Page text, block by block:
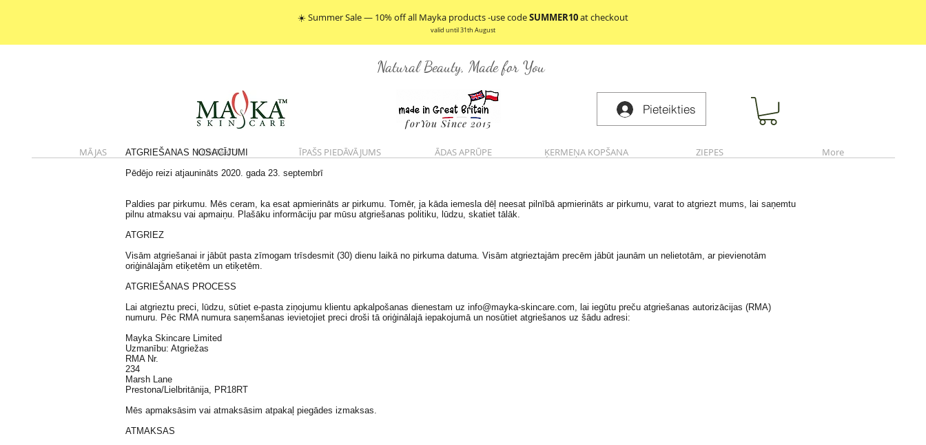
☀️ Summer Sale — 10% off all Mayka products -use codeSUMMER10at checkout
valid until 31th August
Natural Beauty, Made for You
forYou Since 2015
Pieteikties
MĀJAS KONTAKTI ĪPAŠS PIEDĀVĀJUMS ĀDAS APRŪPE ĶERMEŅA KOPŠANA ZIEPES More
ATGRIEŠANAS NOSACĪJUMI
Pēdējo reizi atjaunināts 2020. gada 23. septembrī
Paldies par pirkumu. Mēs ceram, ka esat apmierināts ar pirkumu. Tomēr, ja kāda iemesla dēļ neesat pilnībā apmierināts ar pirkumu, varat to atgriezt mums, lai saņemtu
pilnu atmaksu vai apmaiņu. Plašāku informāciju par mūsu atgriešanas politiku, lūdzu, skatiet tālāk.
ATGRIEZ
Visām atgriešanai ir jābūt pasta zīmogam trīsdesmit (30) dienu laikā no pirkuma datuma. Visām atgrieztajām precēm jābūt jaunām un nelietotām, ar pievienotām
oriģinālajām etiķetēm un etiķetēm.
ATGRIEŠANAS PROCESS
Lai atgrieztu preci, lūdzu, sūtiet e-pasta ziņojumu klientu apkalpošanas dienestam uz info@mayka-skincare.com, lai iegūtu preču atgriešanas autorizācijas (RMA)
numuru. Pēc RMA numura saņemšanas ievietojiet preci droši tā oriģinālajā iepakojumā un nosūtiet atgriešanos uz šādu adresi:
Mayka Skincare Limited
Uzmanību: Atgriežas
RMA Nr.
234
Marsh Lane
Prestona/Lielbritānija, PR18RT
Mēs apmaksāsim vai atmaksāsim atpakaļ piegādes izmaksas.
ATMAKSAS